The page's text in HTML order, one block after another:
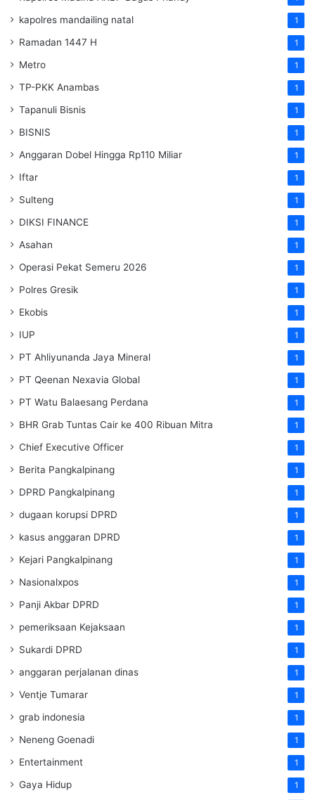
kapolres mandailing natal 1
Ramadan 1447 H 1
Metro 1
TP-PKK Anambas 1
Tapanuli Bisnis 1
BISNIS 1
Anggaran Dobel Hingga Rp110 Miliar 1
Iftar 1
Sulteng 1
DIKSI FINANCE 1
Asahan 1
Operasi Pekat Semeru 2026 1
Polres Gresik 1
Ekobis 1
IUP 1
PT Ahliyunanda Jaya Mineral 1
PT Qeenan Nexavia Global 1
PT Watu Balaesang Perdana 1
BHR Grab Tuntas Cair ke 400 Ribuan Mitra 1
Chief Executive Officer 1
Berita Pangkalpinang 1
DPRD Pangkalpinang 1
dugaan korupsi DPRD 1
kasus anggaran DPRD 1
Kejari Pangkalpinang 1
Nasionalxpos 1
Panji Akbar DPRD 1
pemeriksaan Kejaksaan 1
Sukardi DPRD 1
anggaran perjalanan dinas 1
Ventje Tumarar 1
grab indonesia 1
Neneng Goenadi 1
Entertainment 1
Gaya Hidup 1